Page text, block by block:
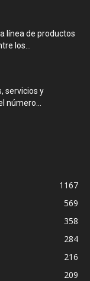
línea de productos
los...
servicios y
número...
1167
569
358
284
216
209